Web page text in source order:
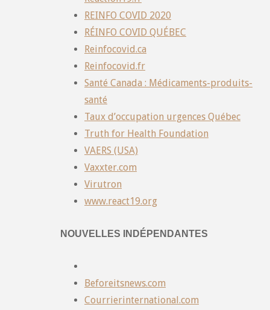
REINFO COVID 2020
RÉINFO COVID QUÉBEC
Reinfocovid.ca
Reinfocovid.fr
Santé Canada : Médicaments-produits-
santé
Taux d’occupation urgences Québec
Truth for Health Foundation
VAERS (USA)
Vaxxter.com
Virutron
www.react19.org
NOUVELLES INDÉPENDANTES
Beforeitsnews.com
Courrierinternational.com